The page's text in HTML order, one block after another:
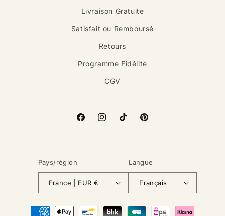
Livraison Gratuite
Satisfait ou Remboursé
Retours
Programme Fidélité
CGV
FacebookInstagramTikTok Pinterest
Pays/région
France | EUR €
Langue
Français
Moyens